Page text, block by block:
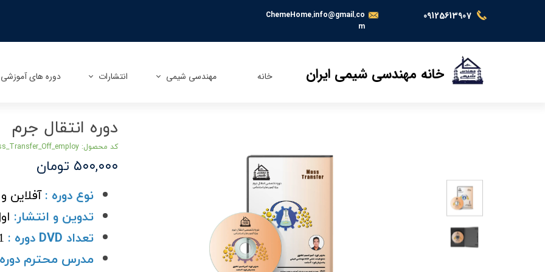
09125613907
ChemeHome.info@gmail.co
m
خانه مهندسی شیمی ایران خانه مهندسی شیمی
معرفی گرایش های مهندسی شیمی
انتشارات
کتاب های استخدامی
کتاب های کنکور ارشد و دکتری
دوره های آموزشی
دوره های آفلاین
دوره انتقال جرم
کد محصول: Mass_Transfer_Off_employ
۵۰۰,۰۰۰ تومان
نوع دوره : آفلاین
تدوین و انتشار:
تعداد DVD دوره :
مدرس محترم